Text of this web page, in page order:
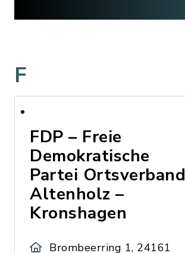
F
FDP – Freie
Demokratische
Partei Ortsverband
Altenholz –
Kronshagen
Brombeerring 1, 24161